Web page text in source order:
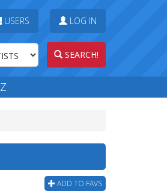
USERS LOG IN
SEARCH!
Z
ADD TO FAVS